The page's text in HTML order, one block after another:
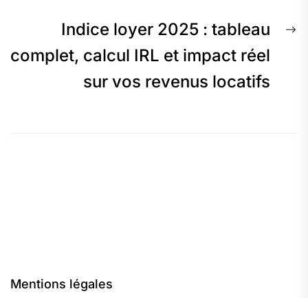
Indice loyer 2025 : tableau
complet, calcul IRL et impact réel
sur vos revenus locatifs
Mentions légales